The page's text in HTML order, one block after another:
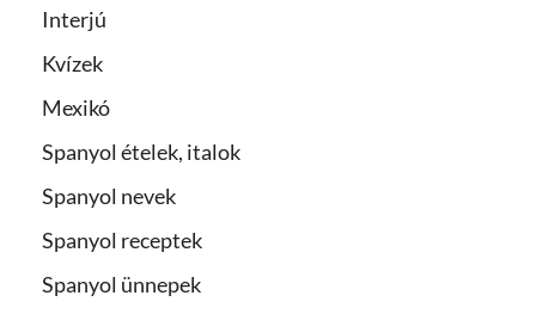
Interjú
Kvízek
Mexikó
Spanyol ételek, italok
Spanyol nevek
Spanyol receptek
Spanyol ünnepek